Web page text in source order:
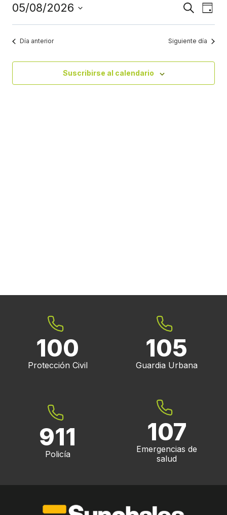
de
y
Buscar
de
Día
05/08/2026
Seleccionar
fecha.
Día anterior Siguiente día
Suscribirse al calendario
100
Protección Civil
105
Guardia Urbana
911
Policía
107
Emergencias de
salud